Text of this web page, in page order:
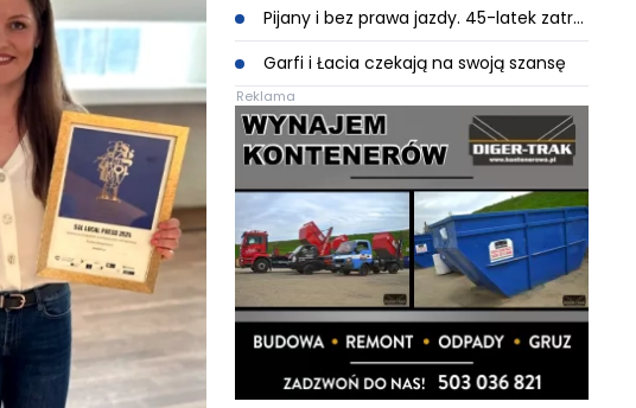
Pijany i bez prawa jazdy. 45-latek zatrzymany podczas kontroli w Oławie
Garfi i Łacia czekają na swoją szansę
Reklama